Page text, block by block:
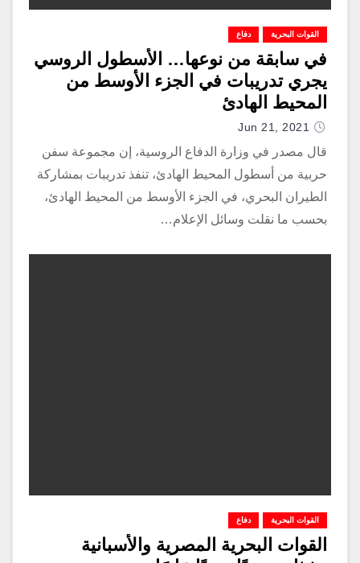
القوات البحرية دفاع
في سابقة من نوعها… الأسطول الروسي
يجري تدريبات في الجزء الأوسط من
المحيط الهادئ
Jun 21, 2021
قال مصدر في وزارة الدفاع الروسية، إن مجموعة سفن
حربية من أسطول المحيط الهادئ، تنفذ تدريبات بمشاركة
الطيران البحري، في الجزء الأوسط من المحيط الهادئ،
بحسب ما نقلت وسائل الإعلام…
القوات البحرية دفاع
القوات البحرية المصرية والأسبانية